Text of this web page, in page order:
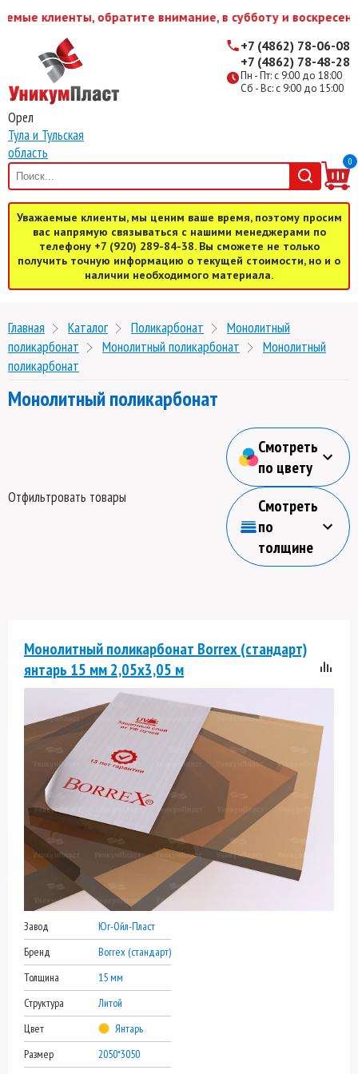
клиенты, обратите внимание, в субботу и
Орел
Тула и Тульская
область
Пн - Пт: с 9:00 до 18:00
Сб - Вс: с 9:00 до 15:00
+7 (4862) 78-06-08
+7 (4862) 78-48-28
0
Уважаемые клиенты, мы ценим ваше время, поэтому просим
вас напрямую связываться с нашими менеджерами по
телефону +7 (920) 289-84-38. Вы сможете не только
получить точную информацию о текущей стоимости, но и о
наличии необходимого материала.
Главная Каталог Поликарбонат
Монолитный
поликарбонат
Монолитный поликарбонат
Монолитный
поликарбонат
Монолитный поликарбонат
Отфильтровать товары
Смотреть
по цвету
Смотреть
по
толщине
Монолитный поликарбонат Borrex (стандарт)
янтарь 15 мм 2,05х3,05 м
Завод
Юг-Ойл-Пласт
Бренд
Borrex (стандарт)
Толщина
15 мм
Структура
Литой
Цвет
Янтарь
Размер
2050*3050